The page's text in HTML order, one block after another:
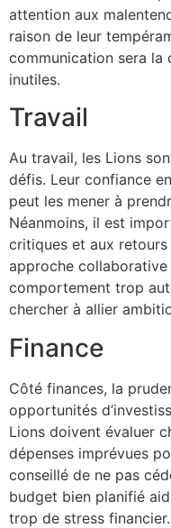
attention aux
raison de leur
communication sera
inutiles.
Travail
Au travail, les Lions
défis. Leur confiance
peut les mener à
Néanmoins, il est
critiques et aux retours
approche collaborative
comportement trop
chercher à allier
Finance
Côté finances, la
opportunités
Lions doivent évaluer
dépenses imprévues
conseillé de ne pas
budget bien planifié
trop de stress financier.